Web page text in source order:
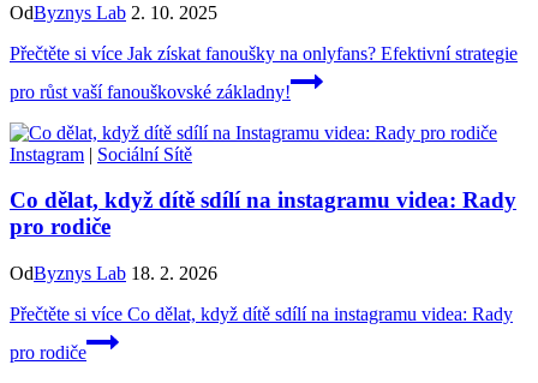
OdByznys Lab 2. 10. 2025
Přečtěte si více Jak získat fanoušky na onlyfans? Efektivní strategie
pro růst vaší fanouškovské základny!
Instagram | Sociální Sítě
Co dělat, když dítě sdílí na instagramu videa: Rady
pro rodiče
OdByznys Lab 18. 2. 2026
Přečtěte si více Co dělat, když dítě sdílí na instagramu videa: Rady
pro rodiče